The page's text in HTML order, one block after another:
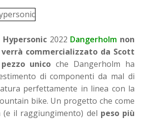
Hypersonic2022 Dangerholm non
commercializzato da Scott
pezzo unico che Dangerholm ha
di componenti da mal di
perfettamente in linea con la
bike. Un progetto che come
(e il raggiungimento) del peso più